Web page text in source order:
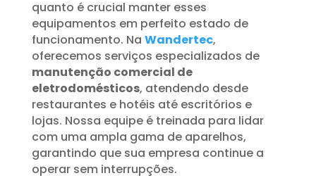
quanto é crucial manter esses
equipamentos em perfeito estado de
funcionamento. Na Wandertec,
oferecemos serviços especializados de
manutenção comercial de
eletrodomésticos, atendendo desde
restaurantes e hotéis até escritórios e
lojas. Nossa equipe é treinada para lidar
com uma ampla gama de aparelhos,
garantindo que sua empresa continue a
operar sem interrupções.